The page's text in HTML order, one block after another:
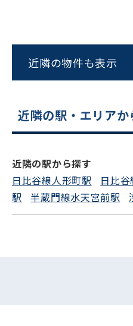
近隣の物件も表示
近隣の駅・エリアか
近隣の駅から探す
日比谷線人形町駅
日比
駅
半蔵門線水天宮前駅